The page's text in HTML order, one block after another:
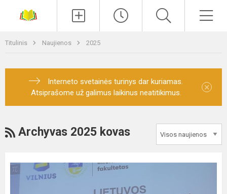
Titulinis Naujienos 2025
Interneto svetainės turinys dar kuriamas.
Atsiprašome už galimus laikinus neatitikimus.
×
RSS
Archyvas 2025 kovas
VIlniaus
miesto